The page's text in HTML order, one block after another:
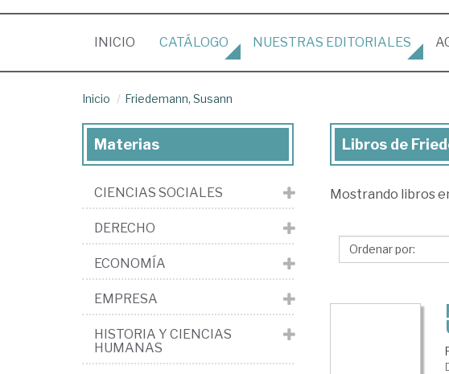
INICIO (CURRENT)
CATÁLOGO NUESTRAS EDITORIALES
Inicio Friedemann, Susann
Libros
Friedemann,
Libros de
Mostrando libros
Materias
CIENCIAS SOCIALES
DERECHO
ECONOMÍA
EMPRESA
HISTORIA Y CIENCIAS
HUMANAS